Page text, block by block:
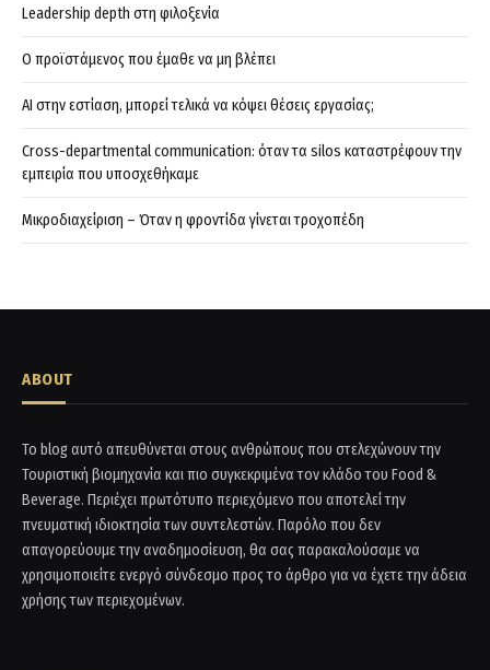
Leadership depth στη φιλοξενία
Ο προϊστάμενος που έμαθε να μη βλέπει
AI στην εστίαση, μπορεί τελικά να κόψει θέσεις εργασίας;
Cross-departmental communication: όταν τα silos καταστρέφουν την
εμπειρία που υποσχεθήκαμε
Μικροδιαχείριση – Όταν η φροντίδα γίνεται τροχοπέδη
ABOUT
Το blog αυτό απευθύνεται στους ανθρώπους που στελεχώνουν την
Τουριστική βιομηχανία και πιο συγκεκριμένα τον κλάδο του Food &
Beverage. Περιέχει πρωτότυπο περιεχόμενο που αποτελεί την
πνευματική ιδιοκτησία των συντελεστών. Παρόλο που δεν
απαγορεύουμε την αναδημοσίευση, θα σας παρακαλούσαμε να
χρησιμοποιείτε ενεργό σύνδεσμο προς το άρθρο για να έχετε την άδεια
χρήσης των περιεχομένων.